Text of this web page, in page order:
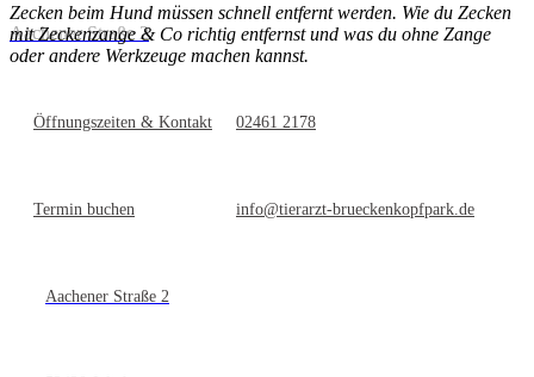
Aachener Straße 2
Öffnungszeiten & Kontakt
Termin buchen
02461 2178
info@tierarzt-brueckenkopfpark.de
Aachener Straße 2
Zecken beim Hund müssen schnell entfernt werden. Wie du Zecken
mit Zeckenzange & Co richtig entfernst und was du ohne Zange
oder andere Werkzeuge machen kannst.